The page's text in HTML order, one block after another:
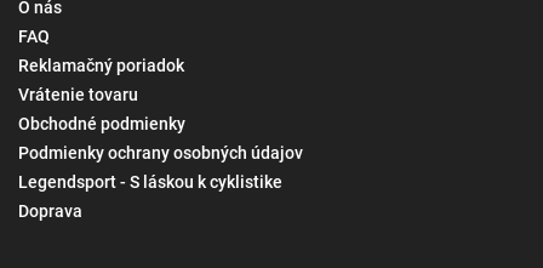
O nás
FAQ
Reklamačný poriadok
Vrátenie tovaru
Obchodné podmienky
Podmienky ochrany osobných údajov
Legendsport - S láskou k cyklistike
Doprava